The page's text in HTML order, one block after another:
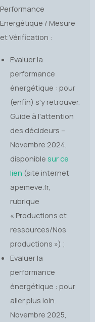
Performance
Energétique / Mesure
et Vérification :
Evaluer la
performance
énergétique : pour
(enfin) s'y retrouver.
Guide à l'attention
des décideurs –
Novembre 2024,
disponible sur ce
lien (site internet
apemeve.fr,
rubrique
« Productions et
ressources/Nos
productions ») ;
Evaluer la
performance
énergétique : pour
aller plus loin.
Novembre 2025,